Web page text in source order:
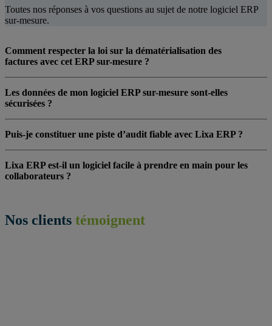
Toutes nos réponses à vos questions au sujet de notre logiciel ERP
sur-mesure.
Comment respecter la loi sur la dématérialisation des
factures avec cet ERP sur-mesure ?
Les données de mon logiciel ERP sur-mesure sont-elles
sécurisées ?
Puis-je constituer une piste d’audit fiable avec Lixa ERP ?
Lixa ERP est-il un logiciel facile à prendre en main pour les
collaborateurs ?
Nos clients témoignent